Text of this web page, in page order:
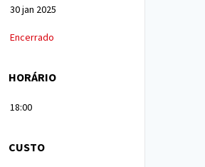
30 jan 2025
Encerrado
HORÁRIO
18:00
CUSTO